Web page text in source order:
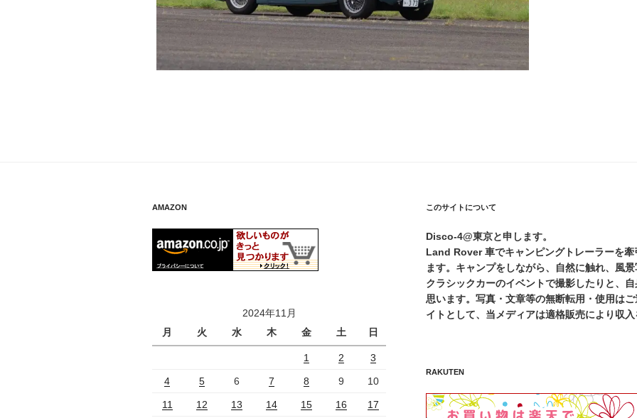
AMAZON
2024年11月
月
火 水 木 金 土 日
1 2 3
4 5 6 7 8 9 10
11 12 13 14 15 16 17
このサイトについて
Disco-4@東京と申します。
Land Rover 車でキャンピングトレーラーを
ます。キャンプをしながら、自然に触れ、風
クラシックカーのイベントで撮影したりと、
思います。写真・文章等の無断転用・使用は
イトとして、当メディアは適格販売により収
RAKUTEN